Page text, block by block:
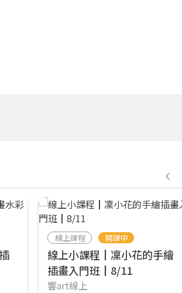
線上課程 開課中
線上小課程┃凜小花的手繪
插畫入門班┃8/11
響art線上
‹